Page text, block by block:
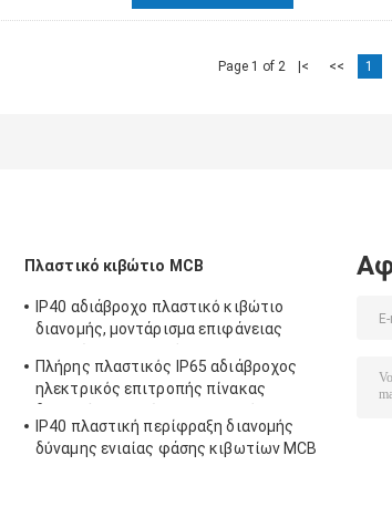
Page 1 of 2 |< << 1
Πλαστικό κιβώτιο MCB
IP40 αδιάβροχο πλαστικό κιβώτιο
διανομής, μοντάρισμα επιφάνειας
Πλήρης πλαστικός IP65 αδιάβροχος
ηλεκτρικός επιτροπής πίνακας
υπαίθριος
IP40 πλαστική περίφραξη διανομής
δύναμης ενιαίας φάσης κιβωτίων MCB